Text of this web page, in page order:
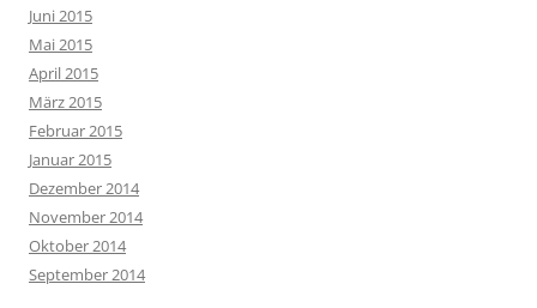
Juni 2015
Mai 2015
April 2015
März 2015
Februar 2015
Januar 2015
Dezember 2014
November 2014
Oktober 2014
September 2014